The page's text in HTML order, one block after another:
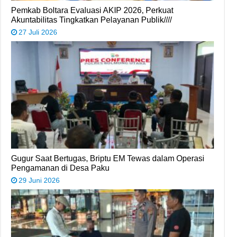
Pemkab Boltara Evaluasi AKIP 2026, Perkuat
Akuntabilitas Tingkatkan Pelayanan Publik////
27 Juli 2026
Gugur Saat Bertugas, Briptu EM Tewas dalam Operasi
Pengamanan di Desa Paku
29 Juni 2026